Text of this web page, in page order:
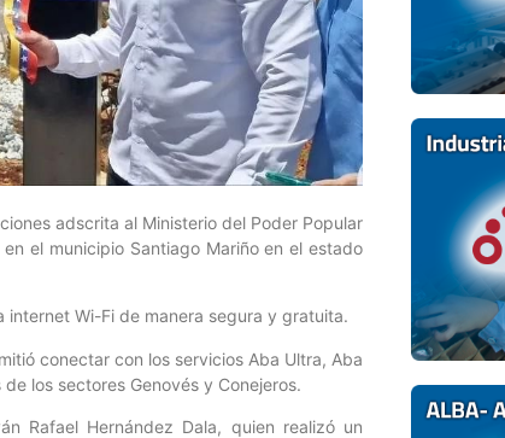
adscrita al Ministerio del Poder Popular
el municipio Santiago Mariño en el estado
Wi-Fi de manera segura y gratuita.
conectar con los servicios Aba Ultra, Aba
los sectores Genovés y Conejeros.
Rafael Hernández Dala, quien realizó un